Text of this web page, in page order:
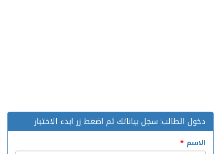
دخول الطالب: سجل بياناتك ثم اضغط زر ابدء الاختبار
الاسم *